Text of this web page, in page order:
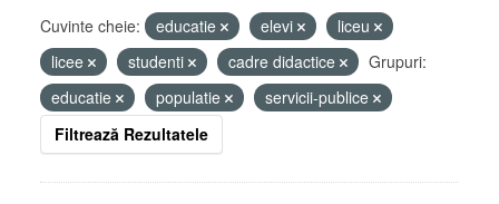
Cuvinte cheie: educatie elevi
liceu
licee
studenti cadre didactice
Grupuri:
educatie
populatie
servicii-publice
Filtrează Rezultatele